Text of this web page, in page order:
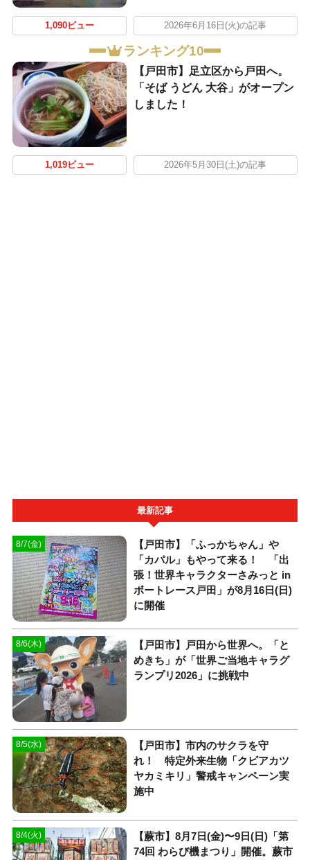
1,090ビュー 2026年6月16日(火)の記事
ランキング10
【戸田市】足立区から戸田へ。
「そば うどん 大谷」がオープン
しました！
1,019ビュー 2026年5月30日(土)の記事
最新記事
8/7(金)
【戸田市】「ふっかちゃん」や
「カパル」もやって来る！ 「出
張！世界キャラクターさみっと in
ボートレース戸田」が8月16日(日)
に開催
8/6(木)
【戸田市】戸田から世界へ。「と
めきち」が「世界ご当地キャラグ
ランプリ2026」に挑戦中
8/5(水)
【戸田市】市内のサクラを守
れ！ 特定外来生物「クビアカツ
ヤカミキリ」警戒キャンペーン実
施中
8/4(火)
【蕨市】8月7日(金)〜9日(日)「第
74回 わらび機まつり」開催。蕨市